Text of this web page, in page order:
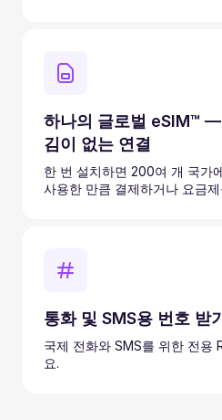
하나의 글로벌 eSIM™
김이 없는 연결
한 번 설치하면 200여 개 국가
사용한 만큼 결제하거나 요금
통화 및 SMS용 번호 받기
국제 전화와 SMS를 위한 전용
요.